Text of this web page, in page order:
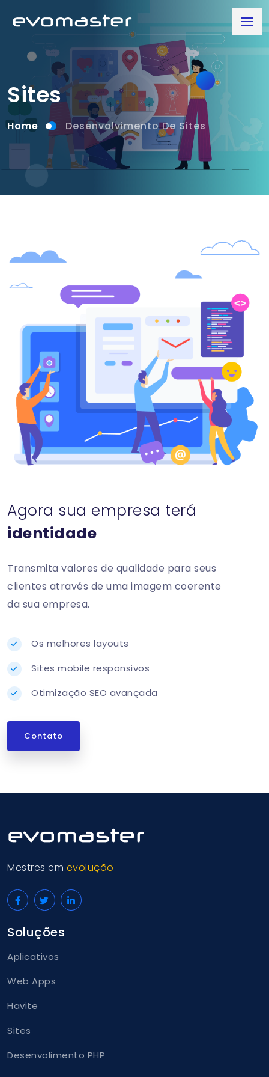
Sites
Home Desenvolvimento De Sites
Agora sua empresa terá
identidade
Transmita valores de qualidade para seus
clientes através de uma imagem coerente
da sua empresa.
Os melhores layouts
Sites mobile responsivos
Otimização SEO avançada
Contato
Mestres em evolução
Soluções
Aplicativos
Web Apps
Havite
Sites
Desenvolimento PHP